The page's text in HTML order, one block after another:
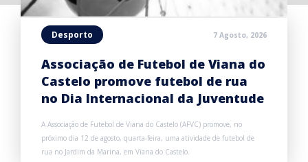
Desporto 7 Agosto, 2026
Associação de Futebol de Viana do
Castelo promove futebol de rua
no Dia Internacional da Juventude
A Associação de Futebol de Viana do Castelo (AFVC) promove, no
próximo dia 12 de agosto, quarta-feira, uma atividade de futebol de
rua no Jardim da Marina, em Viana do Castelo.